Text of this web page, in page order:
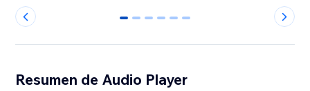
0 1 2 3 4 5
Resumen de Audio Player